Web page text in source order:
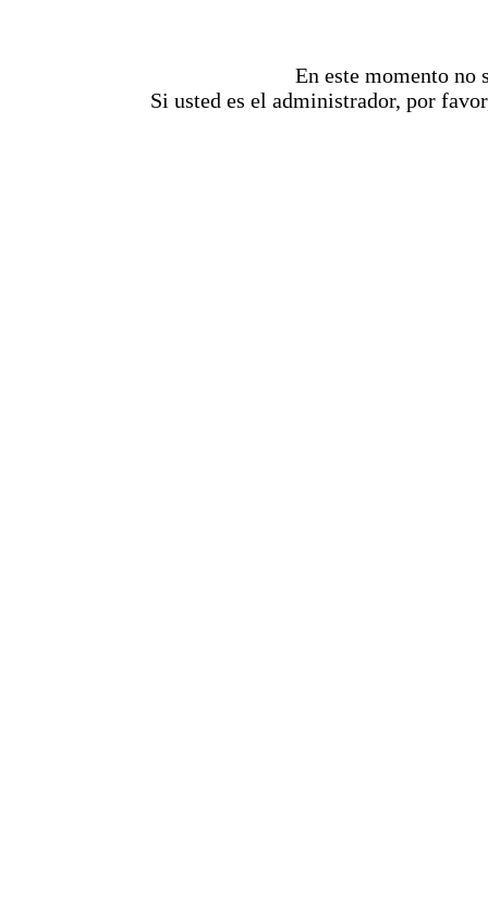
En este momento no
Si usted es el administrador, por